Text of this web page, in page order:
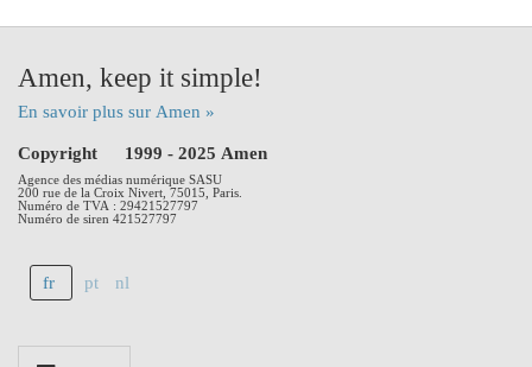
Amen, keep it simple!
En savoir plus sur Amen »
Copyright © 1999 - 2025 Amen
Agence des médias numérique SASU
200 rue de la Croix Nivert, 75015, Paris.
Numéro de TVA : 29421527797
Numéro de siren 421527797
fr pt nl